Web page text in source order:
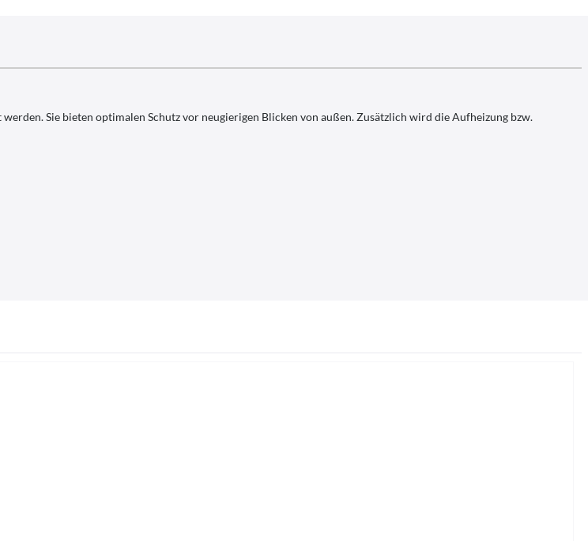
Sie bieten optimalen Schutz vor neugierigen Blicken von außen. Zusätzlich wird die Aufheizung bzw.